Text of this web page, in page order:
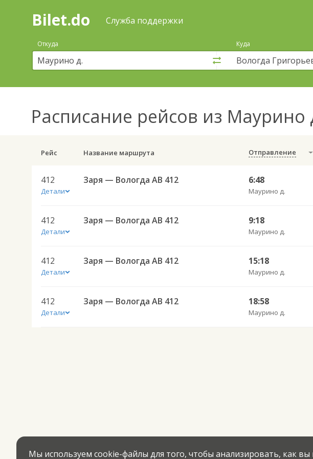
Поиск
покупка
билетов
автобус
онлайн
Bilet.do Служба поддержки
Откуда Куда
Расписание рейсов из Маурино
Рейс Название маршрута Отправление
412
Детали
Заря — Вологда АВ 412 6:48
Маурино д.
412
Детали
Заря — Вологда АВ 412 9:18
Маурино д.
412
Детали
Заря — Вологда АВ 412 15:18
Маурино д.
412
Детали
Заря — Вологда АВ 412 18:58
Маурино д.
Мы используем cookie-файлы для того, чтобы анализировать, как